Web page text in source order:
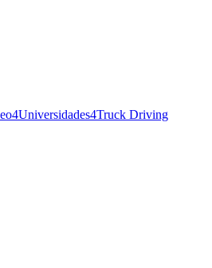
4Universidades4Truck Driving